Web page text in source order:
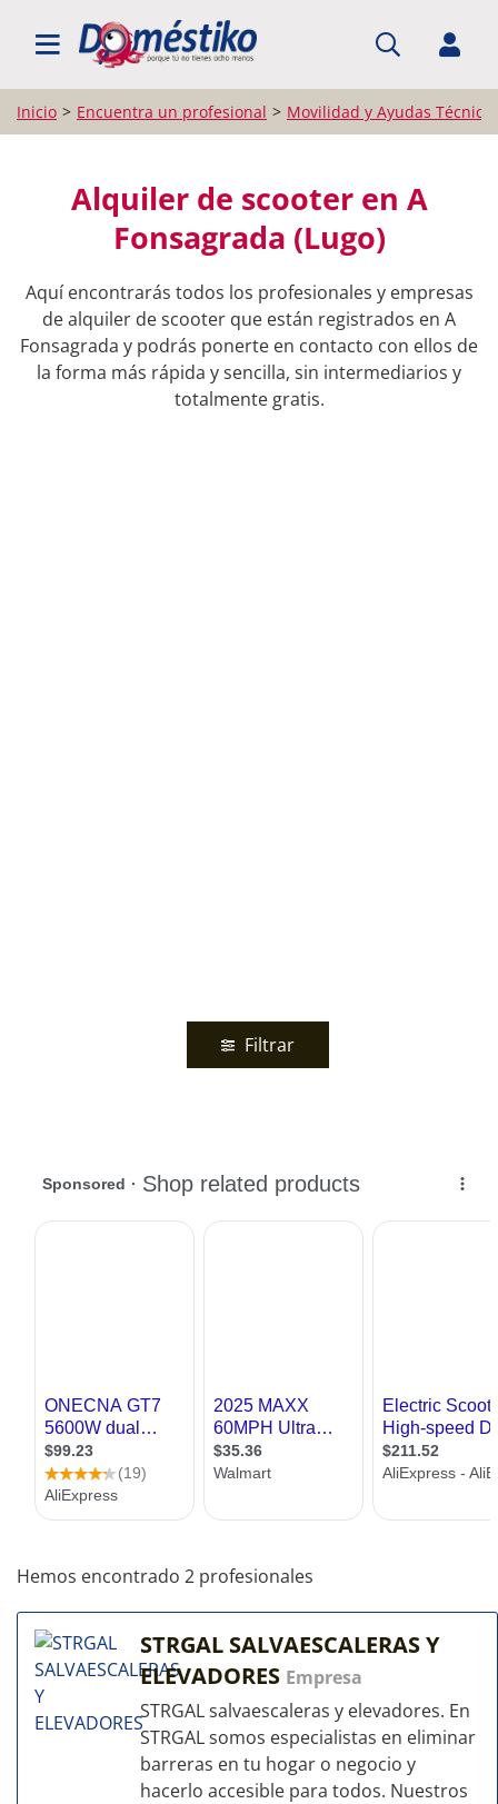
BUSCAR PROFESIONALES
Inicio Encuentra un profesional Movilidad y Ayudas
Alquiler de scooter en A
Fonsagrada (Lugo)
Aquí encontrarás todos los profesionales y empresas
de alquiler de scooter que están registrados en A
Fonsagrada y podrás ponerte en contacto con ellos de
la forma más rápida y sencilla, sin intermediarios y
totalmente gratis.
Filtrar
Hemos encontrado 2 profesionales
STRGAL SALVAESCALERAS Y
ELEVADORES Empresa
STRGAL salvaescaleras y elevadores. En
STRGAL somos especialistas en eliminar
barreras en tu hogar o negocio y
hacerlo accesible para todos. Nuestros